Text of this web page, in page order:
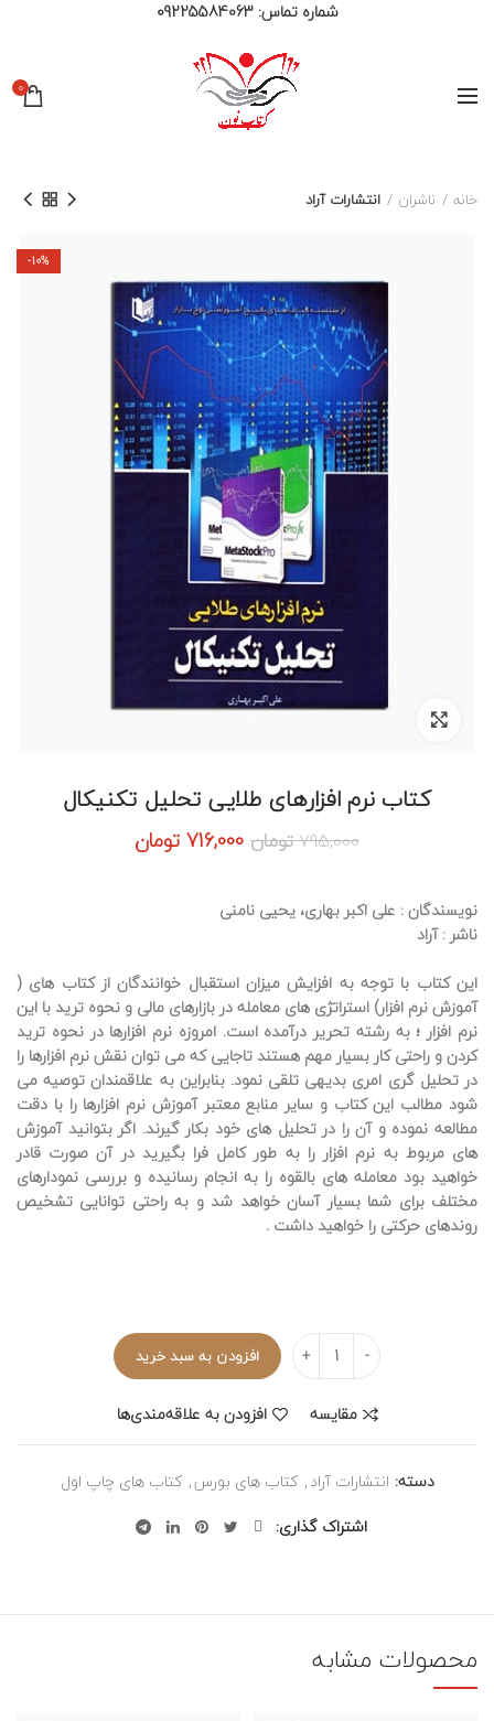
شماره تماس:09225584063
0
خانه ناشران انتشارات آراد
-10%
کتاب نرم افزارهای طلایی تحلیل تکنیکال
795,000تومان قیمت
بود.
716,000تومان
نویسندگان : علی اکبر بهاری، یحیی نامنی
ناشر : آراد
این کتاب با توجه به افزایش میزان استقبال خوانندگان از کتاب های (
آموزش نرم افزار) استراتژی های معامله در بازارهای مالی و نحوه ترید با این
نرم افزار ؛ به رشته تحریر درآمده است. امروزه نرم افزارها در نحوه ترید
کردن و راحتی کار بسیار مهم هستند تاجایی که می توان نقش نرم افزارها را
در تحلیل گری امری بدیهی تلقی نمود. بنابراین به علاقمندان توصیه می
شود مطالب این کتاب و سایر منابع معتبر آموزش نرم افزارها را با دقت
مطالعه نموده و آن را در تحلیل های خود بکار گیرند. اگر بتوانید آموزش
های مربوط به نرم افزار را به طور کامل فرا بگیرید در آن صورت قادر
خواهید بود معامله های بالقوه را به انجام رسانیده و بررسی نمودارهای
مختلف برای شما بسیار آسان خواهد شد و به راحتی توانایی تشخیص
روندهای حرکتی را خواهید داشت .
تعداد افزودن به سبد خرید
مقایسه افزودن به علاقه‌مندی‌ها
دسته: انتشارات آراد, کتاب های بورس, کتاب های چاپ اول
اشتراک گذاری
محصولات مشابه